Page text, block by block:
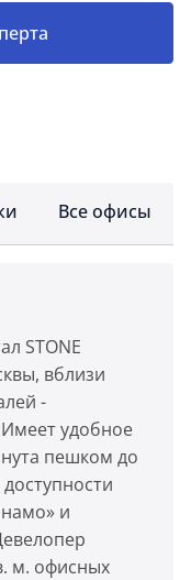
Все офисы
STONE
вблизи
-
удобное
пешком до
и
м. офисных